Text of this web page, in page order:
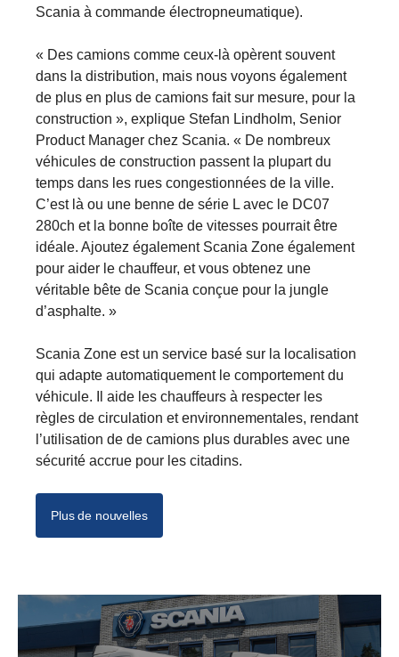
Scania à commande électropneumatique).
« Des camions comme ceux-là opèrent souvent
dans la distribution, mais nous voyons également
de plus en plus de camions fait sur mesure, pour la
construction », explique Stefan Lindholm, Senior
Product Manager chez Scania. « De nombreux
véhicules de construction passent la plupart du
temps dans les rues congestionnées de la ville.
C’est là ou une benne de série L avec le DC07
280ch et la bonne boîte de vitesses pourrait être
idéale. Ajoutez également Scania Zone également
pour aider le chauffeur, et vous obtenez une
véritable bête de Scania conçue pour la jungle
d’asphalte. »
Scania Zone est un service basé sur la localisation
qui adapte automatiquement le comportement du
véhicule. Il aide les chauffeurs à respecter les
règles de circulation et environnementales, rendant
l’utilisation de de camions plus durables avec une
sécurité accrue pour les citadins.
Plus de nouvelles